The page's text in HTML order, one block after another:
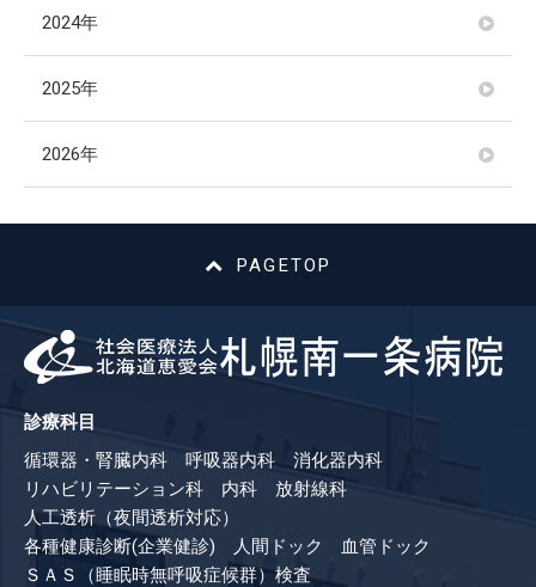
2024年
2025年
2026年
PAGETOP
診療科目
循環器・腎臓内科 呼吸器内科 消化器内科
リハビリテーション科 内科 放射線科
人工透析（夜間透析対応）
各種健康診断(企業健診) 人間ドック 血管ドック
ＳＡＳ（睡眠時無呼吸症候群）検査